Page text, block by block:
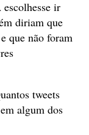
ir
diriam que
que não foram
tweets
algum dos